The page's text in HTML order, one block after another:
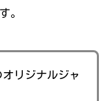
。
リジナルジャ